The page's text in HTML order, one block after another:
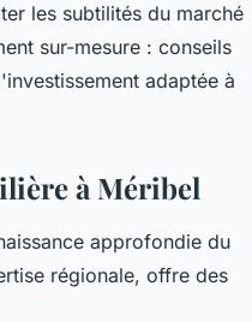
les subtilités du marché
sur-mesure : conseils
adaptée à
à Méribel
approfondie du
régionale, offre des